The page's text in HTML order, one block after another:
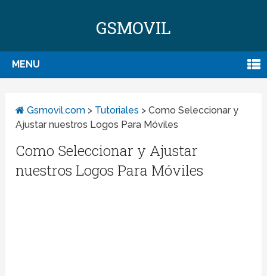
GSMOVIL
MENU
Gsmovil.com > Tutoriales >Como Seleccionar y
Ajustar nuestros Logos Para Móviles
Como Seleccionar y Ajustar
nuestros Logos Para Móviles